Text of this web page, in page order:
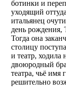
ботинки и
уходящий
итальянец
день рождения,
Тогда она
столицу
и театр, ходила
двоюродный
театра, чьё имя
решительно